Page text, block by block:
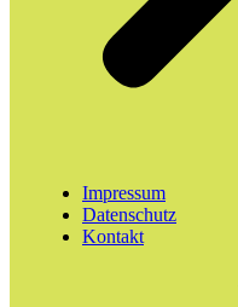
Impressum
Datenschutz
Kontakt